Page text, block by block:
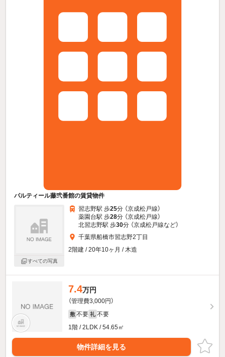
パルティール藤弐番館の賃貸物件
すべての写真
習志野駅 歩25分 （京成松戸線）
薬園台駅 歩28分 （京成松戸線）
北習志野駅 歩30分 （京成松戸線など）
千葉県船橋市習志野2丁目
2階建 / 20年10ヶ月 / 木造
7.4万円
（管理費3,000円）
敷 不要 礼 不要
1階 / 2LDK / 54.65㎡
物件詳細を見る